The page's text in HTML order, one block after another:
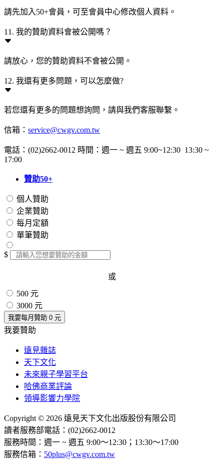
請先加入50+會員，可至會員中心修改個人資料。
11. 我的贊助資料會被公開嗎？
請放心，您的贊助資料不會被公開。
12. 我還有更多問題，可以怎麼做?
若您還有更多的問題想詢問，請與我們客服聯繫。
信箱： service@cwgv.com.tw
電話：(02)2662-0012 時間：週一 ~ 週五 9:00~12:30 13:30 ~
17:00
贊助50+
個人贊助
企業贊助
每月定額
單筆贊助
$
或
500 元
3000 元
我要每月贊助 0 元
我要贊助
遠見雜誌
天下文化
未來親子學習平台
哈佛商業評論
領導影響力學院
Copyright © 2026 遠見天下文化出版股份有限公司
讀者服務部電話：(02)2662-0012
服務時間：週一 ~ 週五 9:00～12:30；13:30～17:00
服務信箱： 50plus@cwgv.com.tw